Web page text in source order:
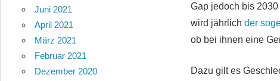
Gap jedoch bis
wird jährlichder
ob bei ihnen eine
Dazu gilt es
Juni 2021
April 2021
März 2021
Februar 2021
Dezember 2020